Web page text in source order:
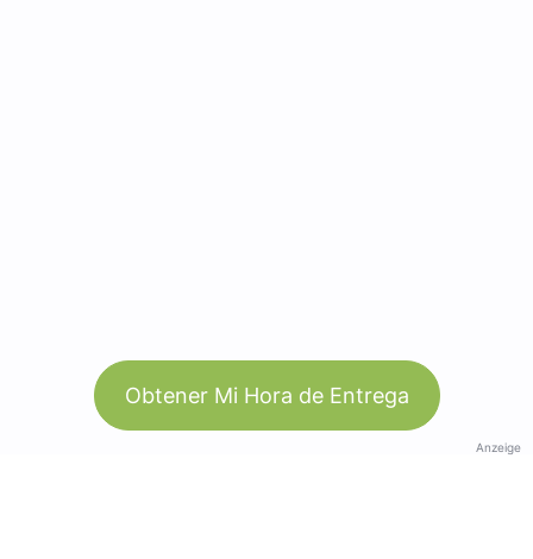
Obtener Mi Hora de Entrega
Anzeige